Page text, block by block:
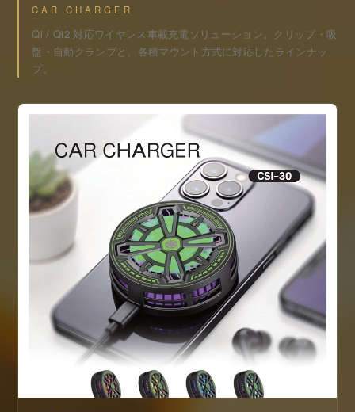
CAR CHARGER
Qi / Qi2 対応ワイヤレス車載充電ソリューション。クリップ・吸
盤・自動クランプと、各種マウント方式に対応したラインナッ
プ。